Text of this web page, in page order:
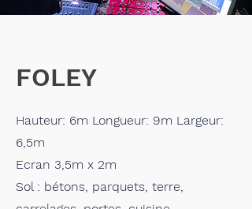
FOLEY
Hauteur: 6m Longueur: 9m Largeur:
6,5m
Ecran 3,5m x 2m
Sol : bétons, parquets, terre,